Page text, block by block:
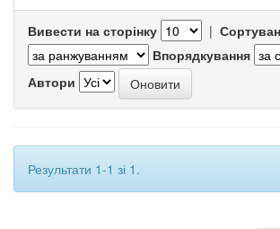
Вивести на сторінку |
Впорядкування
Автори
Результати 1-1 зі 1.